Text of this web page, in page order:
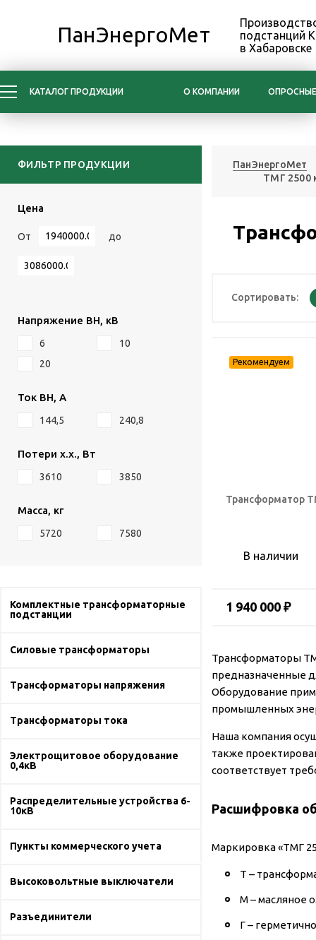
ПанЭнергоМет
подстанций
в Хабаровске
КАТАЛОГ ПРОДУКЦИИ О КОМПАНИИ
ФИЛЬТР ПРОДУКЦИИ
Цена
От до
Напряжение ВН, кВ
6
10
20
Ток ВН, А
144,5 240,8
Потери х.х., Вт
3610 3850
Масса, кг
5720 7580
Комплектные трансформаторные
подстанции
Силовые трансформаторы
Трансформаторы напряжения
Трансформаторы тока
Электрощитовое оборудование
0,4кВ
Распределительные устройства 6-
10кВ
Пункты коммерческого учета
Высоковольтные выключатели
Разъединители
ПанЭнергоМет
ТМГ 2500
Сортировать:
Трансформатор
В наличии
1 940 000 ₽
Трансформаторы
предназначенные
Оборудование
промышленных
Наша компания
также
соответствует
Расшифровка
Маркировка «ТМГ
Т –
М – масляное
Г –